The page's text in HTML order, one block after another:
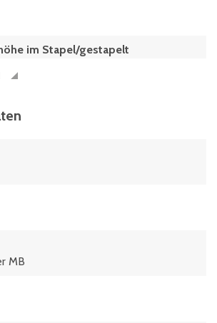
im Stapel/gestapelt
MB